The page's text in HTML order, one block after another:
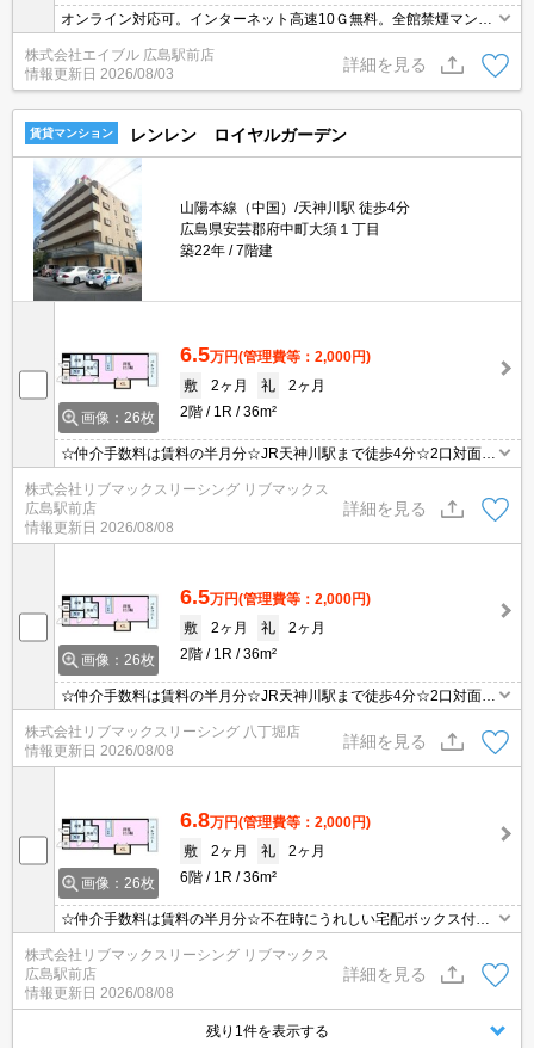
オンライン対応可。インターネット高速10Ｇ無料。全館禁煙マンシ
ョン。
株式会社エイブル 広島駅前店
情報更新日 2026/08/03
詳細を見る
賃貸マンション レンレン ロイヤルガーデン
山陽本線（中国）/天神川駅 徒歩4分
広島県安芸郡府中町大須１丁目
築22年
7階建
画像：26枚
6.5万円(管理費等：2,000円)
敷
2ヶ月 礼
2ヶ月
2階
1R 36m²
☆仲介手数料は賃料の半月分☆JR天神川駅まで徒歩4分☆2口対面式
キッチン浴室乾燥機など人気の室内設備充実してます☆モニター付
きオートロックで防犯面も安心☆イオンモール広島府中が近くお買
い物も便利な立地です☆彡
株式会社リブマックスリーシング リブマックス
広島駅前店
情報更新日 2026/08/08
詳細を見る
画像：26枚
6.5万円(管理費等：2,000円)
敷
2ヶ月 礼
2ヶ月
2階
1R 36m²
☆仲介手数料は賃料の半月分☆JR天神川駅まで徒歩4分☆2口対面式
キッチン浴室乾燥機など人気の室内設備充実してます☆モニター付
きオートロックで防犯面も安心☆イオンモール広島府中が近くお買
い物も便利な立地です☆彡
株式会社リブマックスリーシング 八丁堀店
情報更新日 2026/08/08
詳細を見る
画像：26枚
6.8万円(管理費等：2,000円)
敷
2ヶ月 礼
2ヶ月
6階
1R 36m²
☆仲介手数料は賃料の半月分☆不在時にうれしい宅配ボックス付き
☆浴室乾燥機付き☆JR天神川駅まで徒歩4分☆イオンモール広島府
中は目の前♪近隣のスーパー・コンビニまで徒歩圏内でお買い物らく
らく☆彡
株式会社リブマックスリーシング リブマックス
広島駅前店
情報更新日 2026/08/08
詳細を見る
残り1件を表示する